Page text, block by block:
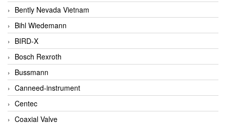
Bently Nevada Vietnam
Bihl Wiedemann
BIRD-X
Bosch Rexroth
Bussmann
Canneed-instrument
Centec
Coaxial Valve